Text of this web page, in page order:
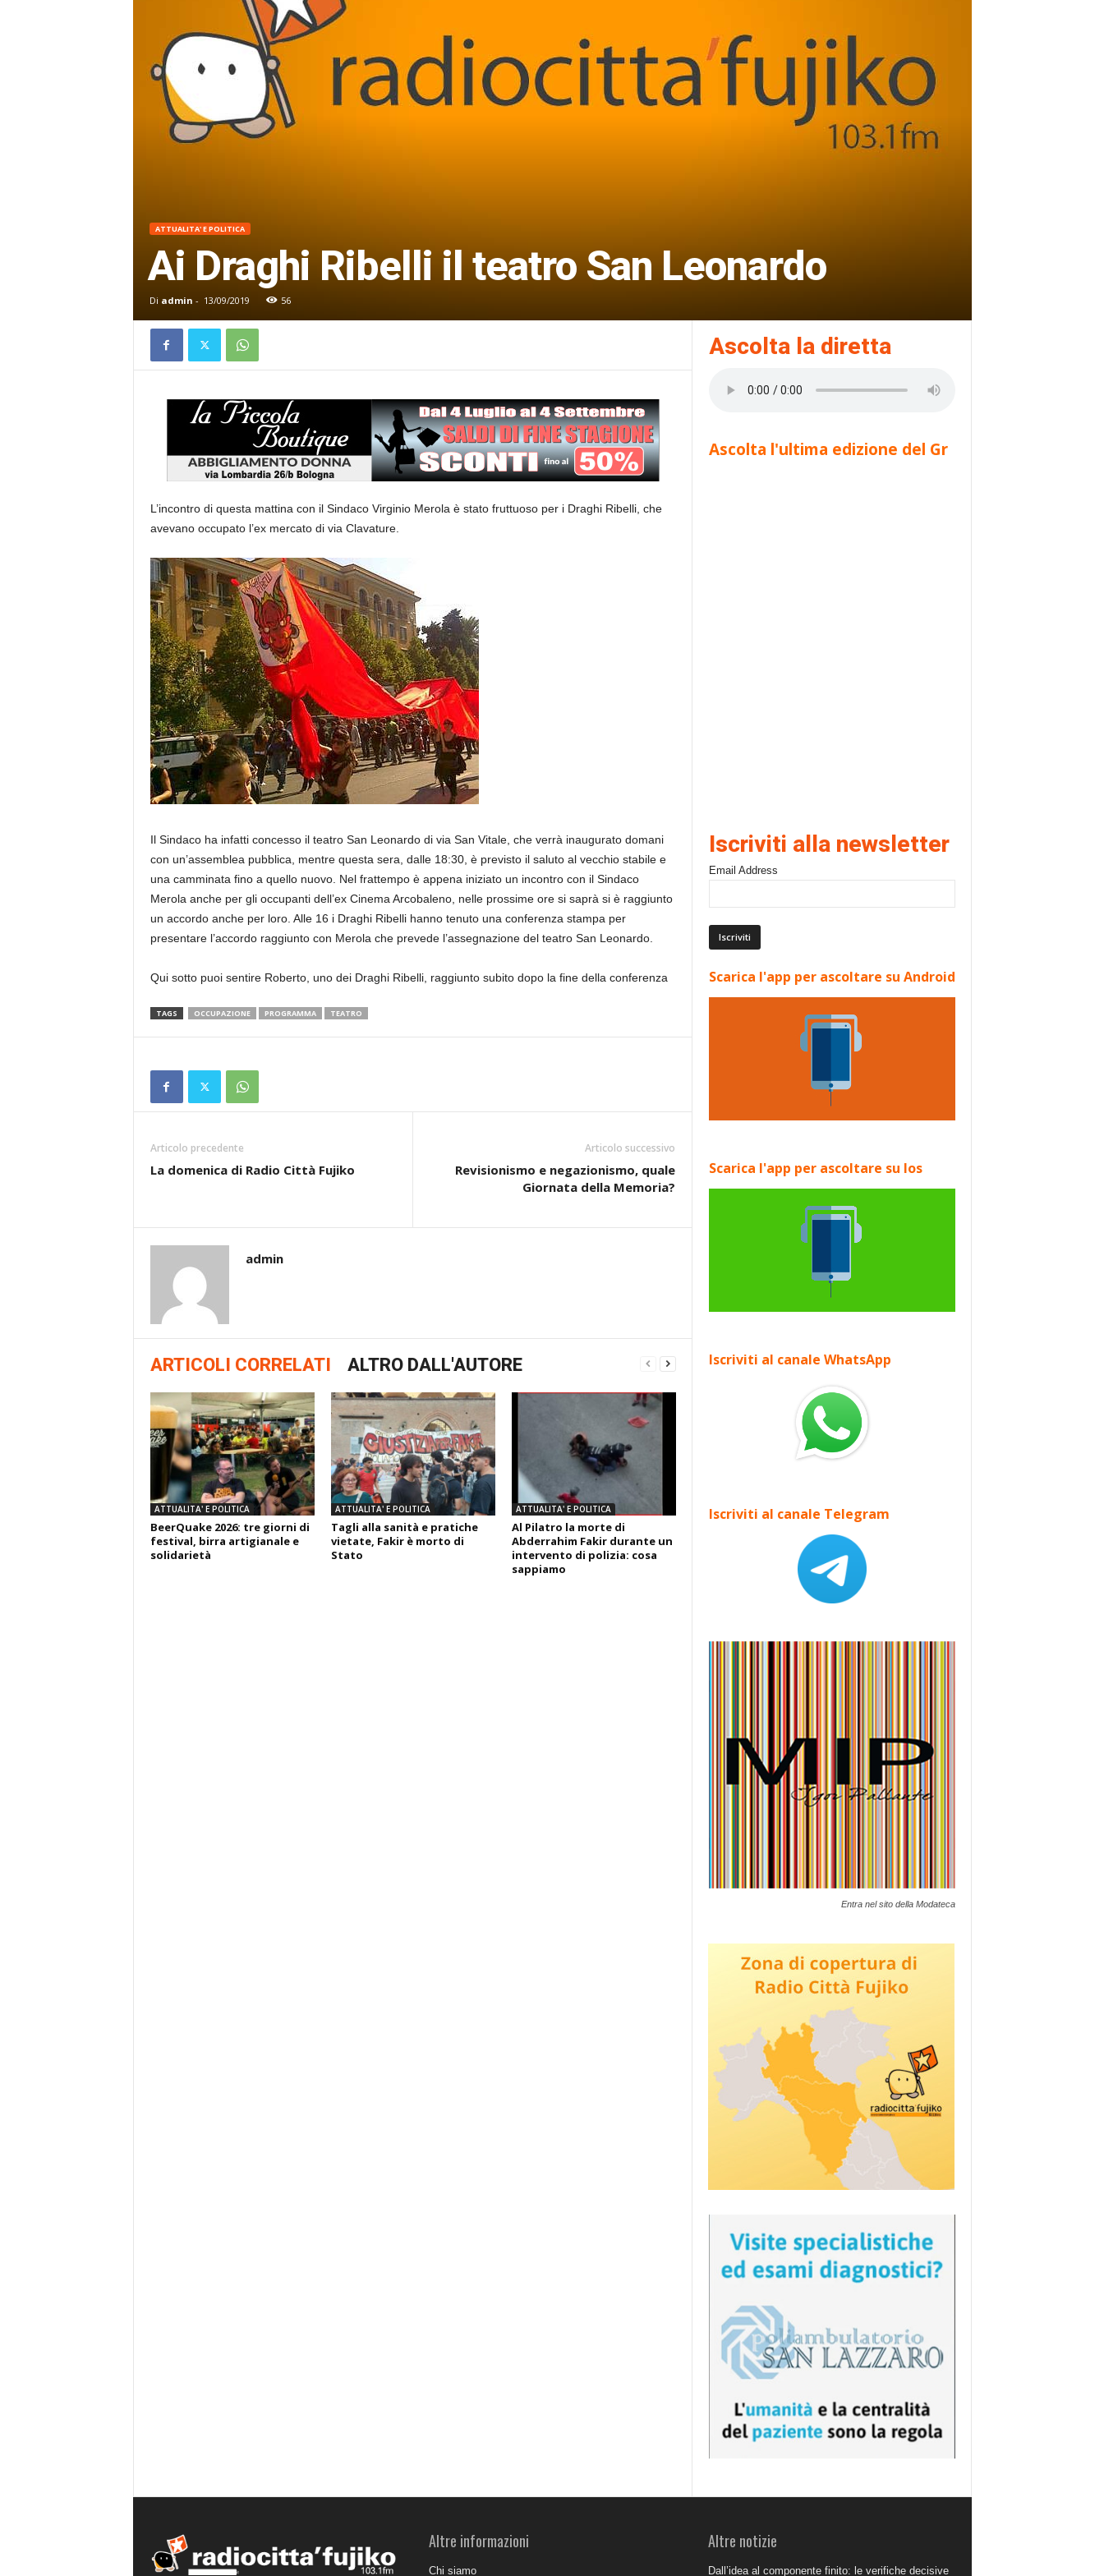
ATTUALITA' E POLITICA
Ai Draghi Ribelli il teatro San Leonardo
Di admin - 13/09/2019 56
L’incontro di questa mattina con il Sindaco Virginio Merola è stato fruttuoso per i Draghi Ribelli, che
avevano occupato l’ex mercato di via Clavature.
Il Sindaco ha infatti concesso il teatro San Leonardo di via San Vitale, che verrà inaugurato domani
con un’assemblea pubblica, mentre questa sera, dalle 18:30, è previsto il saluto al vecchio stabile e
una camminata fino a quello nuovo. Nel frattempo è appena iniziato un incontro con il Sindaco
Merola anche per gli occupanti dell’ex Cinema Arcobaleno, nelle prossime ore si saprà si è raggiunto
un accordo anche per loro. Alle 16 i Draghi Ribelli hanno tenuto una conferenza stampa per
presentare l’accordo raggiunto con Merola che prevede l’assegnazione del teatro San Leonardo.
Qui sotto puoi sentire Roberto, uno dei Draghi Ribelli, raggiunto subito dopo la fine della conferenza
TAGS OCCUPAZIONE PROGRAMMA TEATRO
Articolo precedente
La domenica di Radio Città Fujiko
Articolo successivo
Revisionismo e negazionismo, quale
Giornata della Memoria?
admin
ARTICOLI CORRELATI ALTRO DALL'AUTORE
ATTUALITA' E POLITICA
BeerQuake 2026: tre giorni di
festival, birra artigianale e
solidarietà
ATTUALITA' E POLITICA
Tagli alla sanità e pratiche
vietate, Fakir è morto di
Stato
ATTUALITA' E POLITICA
Al Pilatro la morte di
Abderrahim Fakir durante un
intervento di polizia: cosa
sappiamo
Ascolta la diretta
Ascolta l'ultima edizione del Gr
Iscriviti alla newsletter
Email Address
Scarica l'app per ascoltare su Android
Scarica l'app per ascoltare su Ios
Iscriviti al canale WhatsApp
Iscriviti al canale Telegram
Entra nel sito della Modateca
Altre informazioni
Chi siamo
Altre notizie
Dall’idea al componente finito: le verifiche decisive